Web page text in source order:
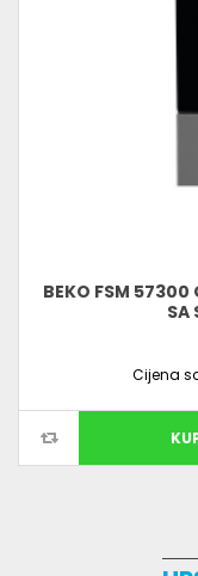
BEKO FSM 57300
SA
Cijena